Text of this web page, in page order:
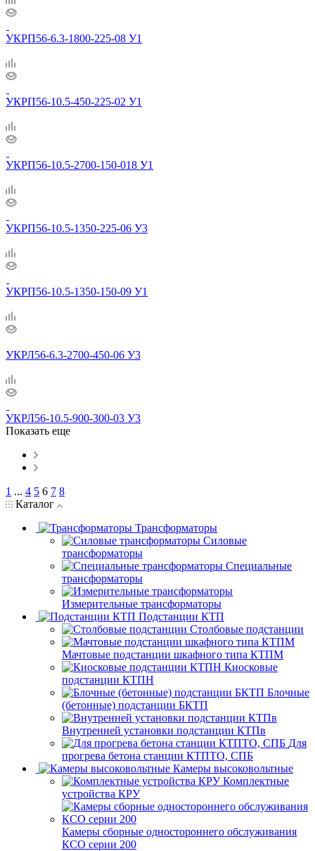
УКРП56-6.3-1800-225-08 У1
УКРП56-10.5-450-225-02 У1
УКРП56-10.5-2700-150-018 У1
УКРП56-10.5-1350-225-06 У3
УКРП56-10.5-1350-150-09 У1
УКРЛ56-6.3-2700-450-06 У3
УКРЛ56-10.5-900-300-03 У3
Показать еще
1 ... 4 5 6 7 8
Каталог
Трансформаторы
Силовые
трансформаторы
Специальные
трансформаторы
Измерительные трансформаторы
Подстанции КТП
Столбовые подстанции
Мачтовые подстанции шкафного типа КТПМ
Киосковые
подстанции КТПН
Блочные
(бетонные) подстанции БКТП
Внутренней установки подстанции КТПв
Для
прогрева бетона станции КТПТО, СПБ
Камеры высоковольтные
Комплектные
устройства КРУ
Камеры сборные одностороннего обслуживания
КСО серии 200